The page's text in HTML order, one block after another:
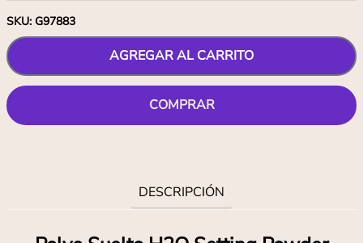
SKU: G97883
AGREGAR AL CARRITO
COMPRAR
DESCRIPCIÓN